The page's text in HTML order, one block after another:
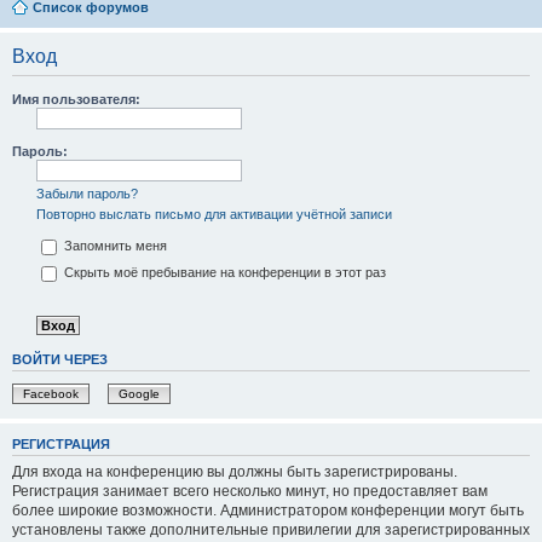
Список форумов
Вход
Имя пользователя:
Пароль:
Забыли пароль?
Повторно выслать письмо для активации учётной записи
Запомнить меня
Скрыть моё пребывание на конференции в этот раз
ВОЙТИ ЧЕРЕЗ
Facebook Google
РЕГИСТРАЦИЯ
Для входа на конференцию вы должны быть зарегистрированы.
Регистрация занимает всего несколько минут, но предоставляет вам
более широкие возможности. Администратором конференции могут быть
установлены также дополнительные привилегии для зарегистрированных